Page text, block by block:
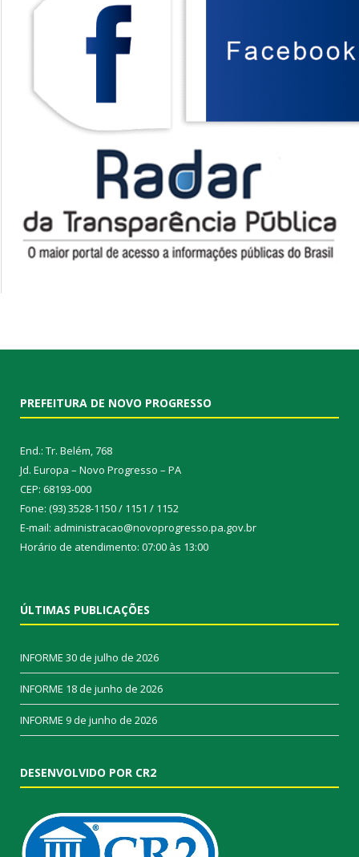
PREFEITURA DE NOVO PROGRESSO
End.: Tr. Belém, 768
Jd. Europa – Novo Progresso – PA
CEP: 68193-000
Fone: (93) 3528-1150 / 1151 / 1152
E-mail: administracao@novoprogresso.pa.gov.br
Horário de atendimento: 07:00 às 13:00
ÚLTIMAS PUBLICAÇÕES
INFORME 30 de julho de 2026
INFORME 18 de junho de 2026
INFORME 9 de junho de 2026
DESENVOLVIDO POR CR2